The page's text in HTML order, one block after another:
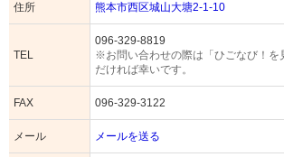
住所 熊本市西区城山大塘2-1-10
TEL
096-329-8819
※お問い合わせの際は「ひごなび！を
だければ幸いです。
FAX 096-329-3122
メール メールを送る